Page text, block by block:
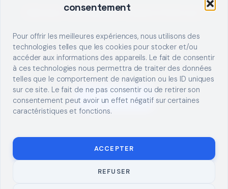
consentement
Pour offrir les meilleures expériences, nous utilisons des
technologies telles que les cookies pour stocker et/ou
accéder aux informations des appareils. Le fait de consentir
à ces technologies nous permettra de traiter des données
telles que le comportement de navigation ou les ID uniques
sur ce site. Le fait de ne pas consentir ou de retirer son
consentement peut avoir un effet négatif sur certaines
caractéristiques et fonctions.
ACCEPTER
REFUSER
Décrivez votre besoin, trouvez le bon pro.
S'INSCRIRE